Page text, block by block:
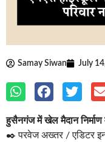
Samay Siwan July
हुसैनगंज में खेल मैदान
✒️ परवेज अख्तर / एडिटर